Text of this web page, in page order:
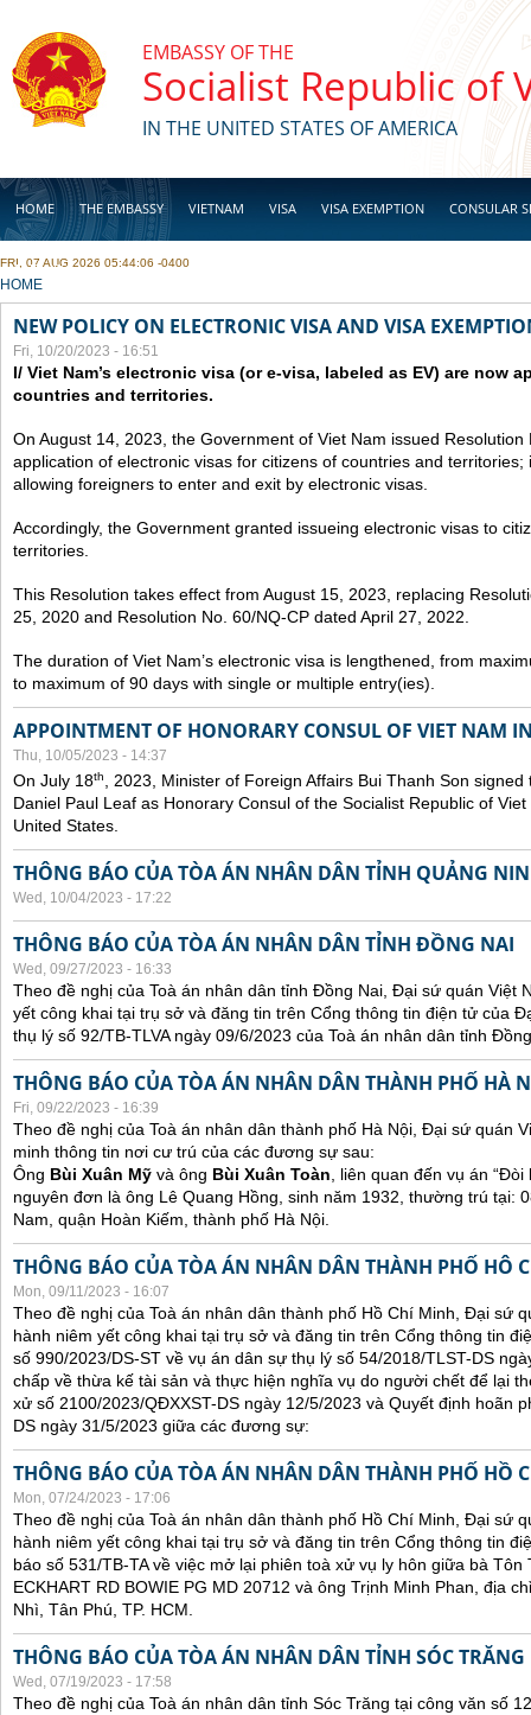
EMBASSY OF THE
Socialist Republic of
IN THE UNITED STATES OF AMERICA
HOME THE EMBASSY VIETNAM VISA VISA EXEMPTION CONSULAR
BUSINESS
FRI, 07 AUG 2026 05:44:06 -0400
YOU ARE HERE
HOME
NEW POLICY ON ELECTRONIC VISA AND VISA
Fri, 10/20/2023 - 16:51
I/ Viet Nam’s electronic visa (or e-visa, labeled as EV) are now
countries and territories.
On August 14, 2023, the Government of Viet Nam issued
application of electronic visas for citizens of countries and
allowing foreigners to enter and exit by electronic visas.
Accordingly, the Government granted issueing electronic visas to
territories.
This Resolution takes effect from August 15, 2023, replacing
25, 2020 and Resolution No. 60/NQ-CP dated April 27, 2022.
The duration of Viet Nam’s electronic visa is lengthened, from
to maximum of 90 days with single or multiple entry(ies).
APPOINTMENT OF HONORARY CONSUL OF VIET NAM
Thu, 10/05/2023 - 14:37
On July 18th
, 2023, Minister of Foreign Affairs Bui Thanh Son
Daniel Paul Leaf as Honorary Consul of the Socialist Republic of
United States.
THÔNG BÁO CỦA TÒA ÁN NHÂN DÂN TỈNH QUẢNG
Wed, 10/04/2023 - 17:22
THÔNG BÁO CỦA TÒA ÁN NHÂN DÂN TỈNH ĐỒNG NAI
Wed, 09/27/2023 - 16:33
Theo đề nghị của Toà án nhân dân tỉnh Đồng Nai, Đại sứ quán Việt
yết công khai tại trụ sở và đăng tin trên Cổng thông tin điện tử của
thụ lý số 92/TB-TLVA ngày 09/6/2023 của Toà án nhân dân tỉnh
THÔNG BÁO CỦA TÒA ÁN NHÂN DÂN THÀNH PHỐ HÀ
Fri, 09/22/2023 - 16:39
Theo đề nghị của Toà án nhân dân thành phố Hà Nội, Đại sứ quán
minh thông tin nơi cư trú của các đương sự sau:
Ông Bùi Xuân Mỹ và ông Bùi Xuân Toàn , liên quan đến vụ án
nguyên đơn là ông Lê Quang Hồng, sinh năm 1932, thường trú tại:
Nam, quận Hoàn Kiếm, thành phố Hà Nội.
THÔNG BÁO CỦA TÒA ÁN NHÂN DÂN THÀNH PHỐ HÔ
Mon, 09/11/2023 - 16:07
Theo đề nghị của Toà án nhân dân thành phố Hồ Chí Minh, Đại sứ
hành niêm yết công khai tại trụ sở và đăng tin trên Cổng thông tin
số 990/2023/DS-ST về vụ án dân sự thụ lý số 54/2018/TLST-DS
chấp về thừa kế tài sản và thực hiện nghĩa vụ do người chết để lại
xử số 2100/2023/QĐXXST-DS ngày 12/5/2023 và Quyết định hoãn
DS ngày 31/5/2023 giữa các đương sự:
THÔNG BÁO CỦA TÒA ÁN NHÂN DÂN THÀNH PHỐ HỒ
Mon, 07/24/2023 - 17:06
Theo đề nghị của Toà án nhân dân thành phố Hồ Chí Minh, Đại sứ
hành niêm yết công khai tại trụ sở và đăng tin trên Cổng thông tin
báo số 531/TB-TA về việc mở lại phiên toà xử vụ ly hôn giữa bà Tôn
ECKHART RD BOWIE PG MD 20712 và ông Trịnh Minh Phan, địa
Nhì, Tân Phú, TP. HCM.
THÔNG BÁO CỦA TÒA ÁN NHÂN DÂN TỈNH SÓC TRĂNG
Wed, 07/19/2023 - 17:58
Theo đề nghị của Toà án nhân dân tỉnh Sóc Trăng tại công văn số